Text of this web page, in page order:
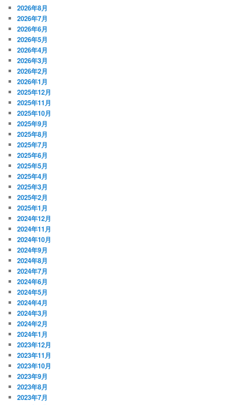
2026年8月
2026年7月
2026年6月
2026年5月
2026年4月
2026年3月
2026年2月
2026年1月
2025年12月
2025年11月
2025年10月
2025年9月
2025年8月
2025年7月
2025年6月
2025年5月
2025年4月
2025年3月
2025年2月
2025年1月
2024年12月
2024年11月
2024年10月
2024年9月
2024年8月
2024年7月
2024年6月
2024年5月
2024年4月
2024年3月
2024年2月
2024年1月
2023年12月
2023年11月
2023年10月
2023年9月
2023年8月
2023年7月